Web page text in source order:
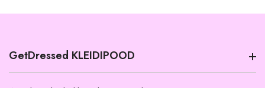
atgriezt mums visus produktus, kurus nevēlaties paturēt.
GetDressed KLEIDIPOOD